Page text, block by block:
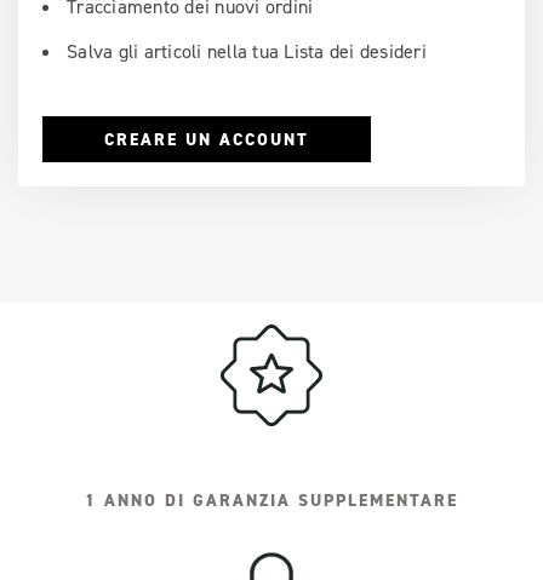
Tracciamento dei nuovi ordini
Salva gli articoli nella tua Lista dei desideri
CREARE UN ACCOUNT
1 ANNO DI GARANZIA SUPPLEMENTARE